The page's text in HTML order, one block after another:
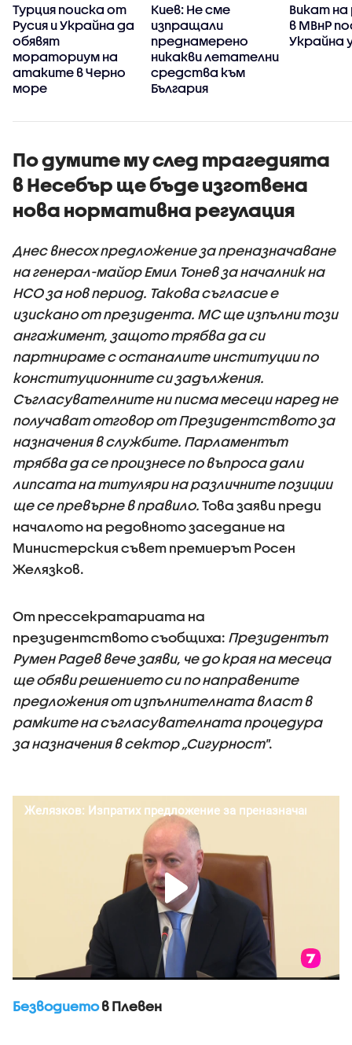
Турция поиска от
Русия и Украйна да
обявят
мораториум на
атаките в Черно
море
Киев: Не сме
изпращали
преднамерено
никакви летателни
средства към
България
Викат на
в МВнР
Украйна
По думите му след трагедията
в Несебър ще бъде изготвена
нова нормативна регулация
Днес внесох предложение за преназначаване
на генерал-майор Емил Тонев за началник на
НСО за нов период. Такова съгласие е
изискано от президента. МС ще изпълни този
ангажимент, защото трябва да си
партнираме с останалите институции по
конституционните си задължения.
Съгласувателните ни писма месеци наред не
получават отговор от Президентството за
назначения в службите. Парламентът
трябва да се произнесе по въпроса дали
липсата на титуляри на различните позиции
ще се превърне в правило. Това заяви преди
началото на редовното заседание на
Министерския съвет премиерът Росен
Желязков.
От прессекратариата на
президентството съобщиха: Президентът
Румен Радев вече заяви, че до края на месеца
ще обяви решението си по направените
предложения от изпълнителната власт в
рамките на съгласувателната процедура
за назначения в сектор „Сигурност".
Безводиетов Плевен